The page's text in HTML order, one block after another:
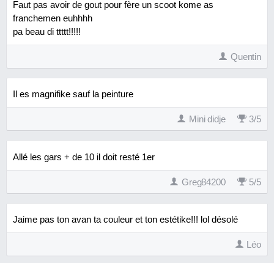
Faut pas avoir de gout pour fère un scoot kome as
franchemen euhhhh
pa beau di ttttt!!!!!
Quentin
Il es magnifike sauf la peinture
Mini didje 3/5
Allé les gars + de 10 il doit resté 1er
Greg84200 5/5
Jaime pas ton avan ta couleur et ton estétike!!! lol désolé
Léo